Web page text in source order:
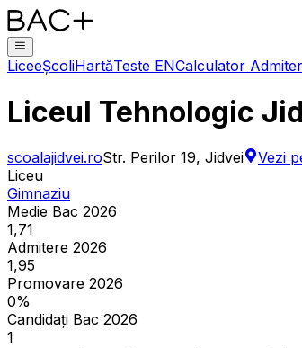
LiceeȘcoliHartăTeste ENCalculator
Liceul Tehnologic
scoalajidvei.roStr. Perilor 19, Jidvei
Vezi
Liceu
Gimnaziu
Medie Bac 2026
1,71
Admitere 2026
1,95
Promovare 2026
0%
Candidați Bac 2026
1